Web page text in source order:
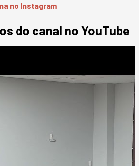
no Instagram
do canal no YouTube